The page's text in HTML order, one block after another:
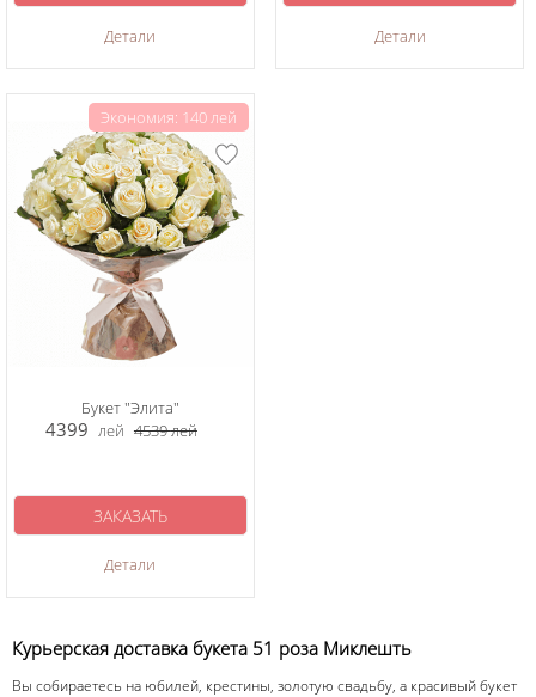
Детали Детали
Экономия: 140 лей
Букет "Элита"
4399 лей 4539лей
Детали
ЗАКАЗАТЬ
Курьерская доставка букета 51 роза Миклешть
Вы собираетесь на юбилей, крестины, золотую свадьбу, а красивый букет